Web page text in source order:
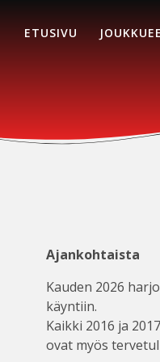
ETUSIVU
Ajankohtaista
Kauden 2026
käyntiin.
Kaikki 2016 ja
ovat myös